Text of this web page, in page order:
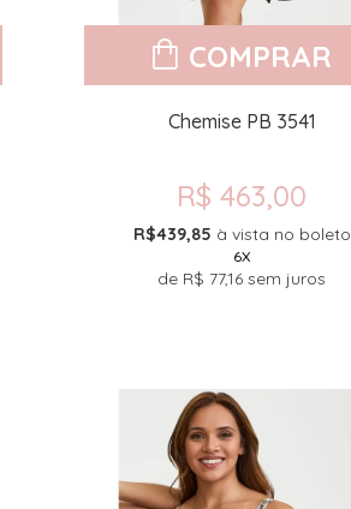
COMPRAR
Chemise PB 3541
R$ 463,00
R$439,85 à vista no boleto
6X
de R$ 77,16 sem juros